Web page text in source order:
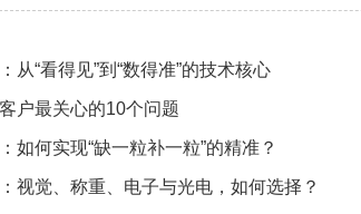
从“看得见”到“数得准”的技术核心
户最关心的10个问题
如何实现“缺一粒补一粒”的精准？
视觉、称重、电子与光电，如何选择？